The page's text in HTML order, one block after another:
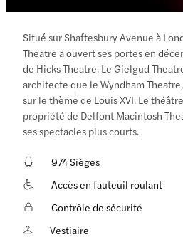
Situé sur Shaftesbury Avenue à
Theatre a ouvert ses portes en
de Hicks Theatre. Le Gielgud
architecte que le Wyndham
sur le thème de Louis XVI. Le
propriété de Delfont Macintosh
ses spectacles plus courts.
974 Sièges
Accès en fauteuil roulant
Contrôle de sécurité
Vestiaire